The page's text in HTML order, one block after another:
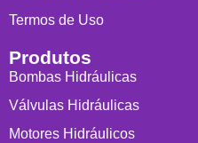
Termos de Uso
Produtos
Bombas Hidráulicas
Válvulas Hidráulicas
Motores Hidráulicos